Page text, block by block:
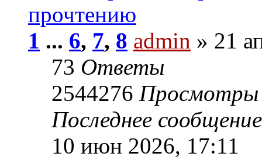
прочтению
1 ... 6, 7, 8 admin » 21
73 Ответы
2544276 Просмотры
Последнее
10 июн 2026, 17:11